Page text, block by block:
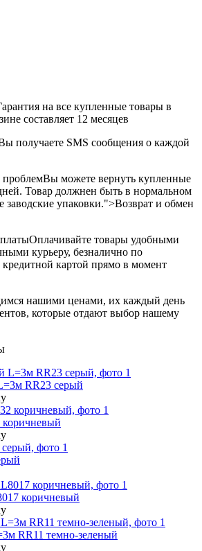
на все купленные товары в
составляет 12 месяцев
получаете SMS сообщения о каждой
проблемВы можете вернуть купленные
Товар должнен быть в нормальном
заводские упаковки.">Возврат и обмен
Оплачивайте товары удобными
курьеру, безналично по
картой прямо в момент
нашими ценами, их каждый день
которые отдают выбор нашему
RR23 серый
коричневый
RR11 темно-зеленый